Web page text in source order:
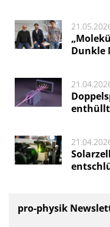
Dunkle
enthüllt
pro-physik